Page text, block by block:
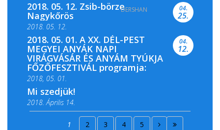
2018. 05. 11. 19 óra
2018. 05. 12. Zsib-börze
Nagykőrös
2018. 05. 12.
04.
25.
2018. 05. 01. A XX. DÉL-PEST
MEGYEI ANYÁK NAPI
VIRÁGVÁSÁR ÉS ANYÁM TYÚKJA
FŐZŐFESZTIVÁL programja:
2018, 05. 01.
04.
12.
Mi szedjük!
2018. Április 14.
2018. Április 15.
1 2 3 4 5
DERSHAN